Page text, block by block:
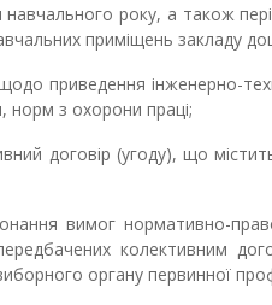
року, а також
приміщень закладу
приведення інженерно-
норм з охорони праці;
договір (угоду), що
вимог нормативно-
колективним
органу первинної